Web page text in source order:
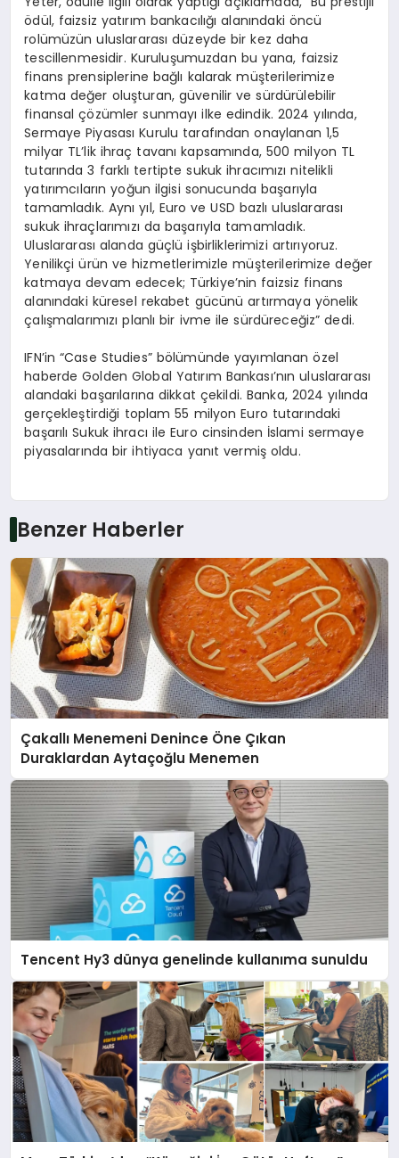
ödül, faizsiz yatırım bankacılığı alanındaki öncü
rolümüzün uluslararası düzeyde bir kez daha
tescillenmesidir. Kuruluşumuzdan bu yana, faizsiz
finans prensiplerine bağlı kalarak müşterilerimize
katma değer oluşturan, güvenilir ve sürdürülebilir
finansal çözümler sunmayı ilke edindik. 2024 yılında,
Sermaye Piyasası Kurulu tarafından onaylanan 1,5
milyar TL’lik ihraç tavanı kapsamında, 500 milyon TL
tutarında 3 farklı tertipte sukuk ihracımızı nitelikli
yatırımcıların yoğun ilgisi sonucunda başarıyla
tamamladık. Aynı yıl, Euro ve USD bazlı uluslararası
sukuk ihraçlarımızı da başarıyla tamamladık.
Uluslararası alanda güçlü işbirliklerimizi artırıyoruz.
Yenilikçi ürün ve hizmetlerimizle müşterilerimize değer
katmaya devam edecek; Türkiye’nin faizsiz finans
alanındaki küresel rekabet gücünü artırmaya yönelik
çalışmalarımızı planlı bir ivme ile sürdüreceğiz” dedi.
IFN’in “Case Studies” bölümünde yayımlanan özel
haberde Golden Global Yatırım Bankası’nın uluslararası
alandaki başarılarına dikkat çekildi. Banka, 2024 yılında
gerçekleştirdiği toplam 55 milyon Euro tutarındaki
başarılı Sukuk ihracı ile Euro cinsinden İslami sermaye
piyasalarında bir ihtiyaca yanıt vermiş oldu.
Benzer Haberler
Çakallı Menemeni Denince Öne Çıkan
Duraklardan Aytaçoğlu Menemen
Tencent Hy3 dünya genelinde kullanıma sunuldu